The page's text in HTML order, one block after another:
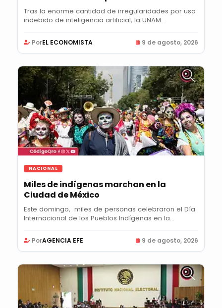
Tras la enorme cantidad de irregularidades por uso
indebido de inteligencia artificial, la UNAM...
PorEL ECONOMISTA 9 de agosto, 2026
NACIONAL
Miles de indígenas marchan en la
Ciudad de México
Este domingo, miles de personas celebraron el Día
Internacional de los Pueblos Indígenas en la...
PorAGENCIA EFE 9 de agosto, 2026